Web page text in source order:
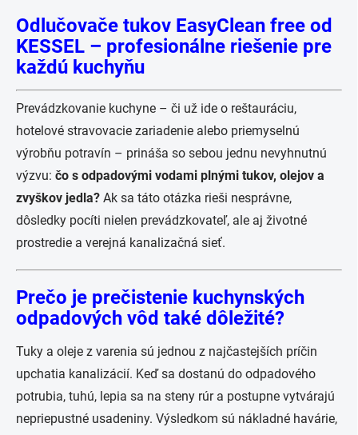
Odlučovače tukov EasyClean free od
KESSEL – profesionálne riešenie pre
každú kuchyňu
Prevádzkovanie kuchyne – či už ide o reštauráciu,
hotelové stravovacie zariadenie alebo priemyselnú
výrobňu potravín – prináša so sebou jednu nevyhnutnú
výzvu: čo s odpadovými vodami plnými tukov, olejov a
zvyškov jedla? Ak sa táto otázka rieši nesprávne,
dôsledky pocíti nielen prevádzkovateľ, ale aj životné
prostredie a verejná kanalizačná sieť.
Prečo je prečistenie kuchynských
odpadových vôd také dôležité?
Tuky a oleje z varenia sú jednou z najčastejších príčin
upchatia kanalizácií. Keď sa dostanú do odpadového
potrubia, tuhú, lepia sa na steny rúr a postupne vytvárajú
nepriepustné usadeniny. Výsledkom sú nákladné havárie,